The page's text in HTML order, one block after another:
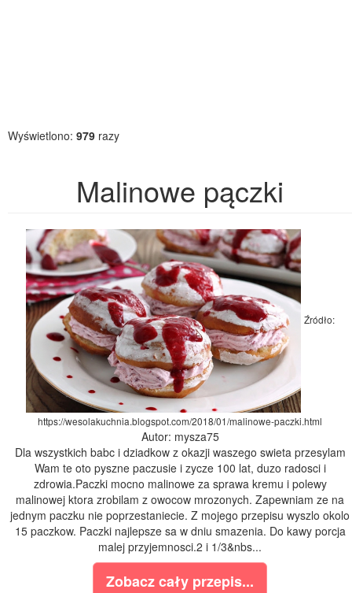
Wyświetlono: 979 razy
Malinowe pączki
Źródło:
https://wesolakuchnia.blogspot.com/2018/01/malinowe-paczki.html
Autor: mysza75
Dla wszystkich babc i dziadkow z okazji waszego swieta przesylam
Wam te oto pyszne paczusie i zycze 100 lat, duzo radosci i
zdrowia.Paczki mocno malinowe za sprawa kremu i polewy
malinowej ktora zrobilam z owocow mrozonych. Zapewniam ze na
jednym paczku nie poprzestaniecie. Z mojego przepisu wyszlo okolo
15 paczkow. Paczki najlepsze sa w dniu smazenia. Do kawy porcja
malej przyjemnosci.2 i 1/3&nbs...
Zobacz cały przepis...